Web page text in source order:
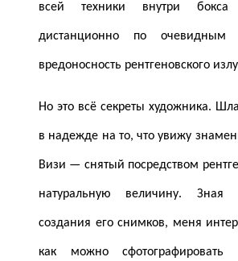
всей техники внутри бокса
дистанционно по
вредоносность рентгеновского
Но это всё секреты художника.
в надежде на то, что увижу
Визи — снятый посредством
натуральную величину. Зная
создания его снимков, меня
как можно сфотографировать